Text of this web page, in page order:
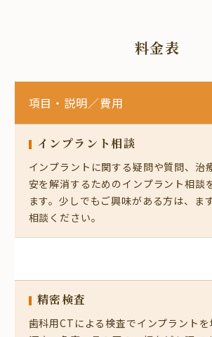
料金表
項目・説明／費用
インプラント相談
インプラントに関する疑問や質問、治
安を解消するためのインプラント相談
ます。少しでもご興味がある方は、ま
相談ください。
精密検査
歯科用CTによる検査でインプラントを